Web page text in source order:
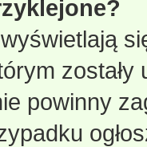
powinny